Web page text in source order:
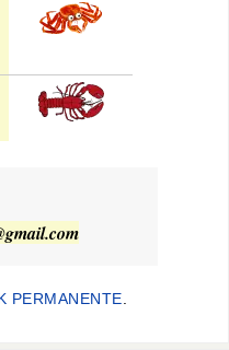
PERMANENTE